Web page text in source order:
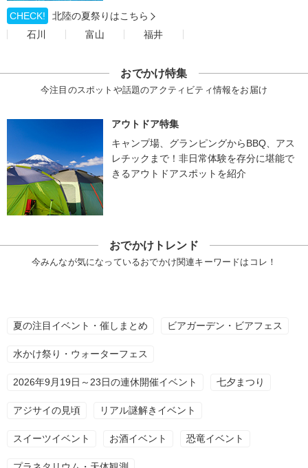
CHECK!
北陸の夏祭りはこちら
石川
富山 福井
おでかけ特集
今注目のスポットや話題のアクティビティ情報をお届け
アウトドア特集
キャンプ場、グランピングからBBQ、アス
レチックまで！非日常体験を存分に堪能で
きるアウトドアスポットを紹介
おでかけトレンド
今みんなが気になっているおでかけ関連キーワードはコレ！
夏の注目イベント・催しまとめ ビアガーデン・ビアフェス
水かけ祭り・ウォーターフェス
2026年9月19日～23日の連休開催イベント 七夕まつり
アジサイの見頃 リアル謎解きイベント
スイーツイベント お酒イベント 恐竜イベント